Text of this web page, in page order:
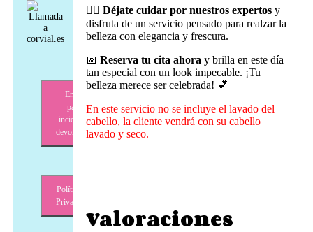
💆‍♀️ Déjate cuidar por nuestros expertosy
disfruta de un servicio pensado para realzar la
belleza con elegancia y frescura.
📅 Reserva tu cita ahora y brilla en este día
tan especial con un look impecable. ¡Tu
belleza merece ser celebrada! 💕
En este servicio no se incluye el lavado del
cabello, la cliente vendrá con su cabello
lavado y seco.
Valoraciones
Envíos,
pagos,
incidencias,
devoluciones
Política de
Privacidad